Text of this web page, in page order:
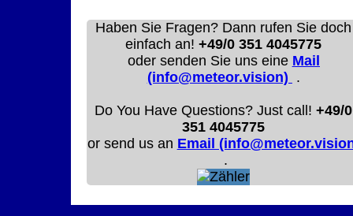
Haben Sie Fragen? Dann rufen Sie doch
einfach an!+49/0 351 4045775
oder senden Sie uns eine Mail
(info@meteor.vision) .
Do You Have Questions? Just call!+49/0
351 4045775
or send us an Email
.